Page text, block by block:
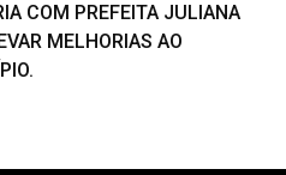
COM PREFEITA JULIANA
MELHORIAS AO